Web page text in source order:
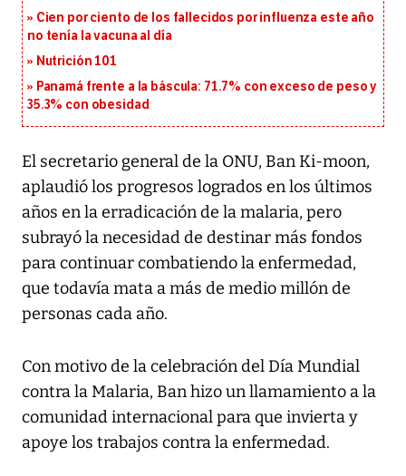
Cien por ciento de los fallecidos por influenza este año
no tenía la vacuna al día
Nutrición 101
Panamá frente a la báscula: 71.7% con exceso de peso y
35.3% con obesidad
El secretario general de la ONU, Ban Ki-moon,
aplaudió los progresos logrados en los últimos
años en la erradicación de la malaria, pero
subrayó la necesidad de destinar más fondos
para continuar combatiendo la enfermedad,
que todavía mata a más de medio millón de
personas cada año.
Con motivo de la celebración del Día Mundial
contra la Malaria, Ban hizo un llamamiento a la
comunidad internacional para que invierta y
apoye los trabajos contra la enfermedad.